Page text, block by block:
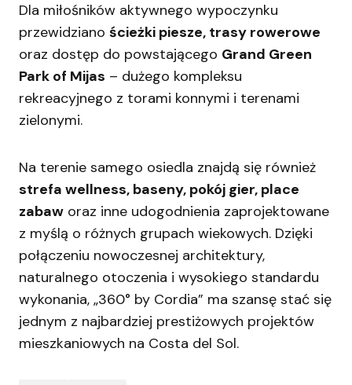
Dla miłośników aktywnego wypoczynku
przewidziano ścieżki piesze, trasy rowerowe
oraz dostęp do powstającego Grand Green
Park of Mijas – dużego kompleksu
rekreacyjnego z torami konnymi i terenami
zielonymi.
Na terenie samego osiedla znajdą się również
strefa wellness, baseny, pokój gier, place
zabaw oraz inne udogodnienia zaprojektowane
z myślą o różnych grupach wiekowych. Dzięki
połączeniu nowoczesnej architektury,
naturalnego otoczenia i wysokiego standardu
wykonania, „360° by Cordia” ma szansę stać się
jednym z najbardziej prestiżowych projektów
mieszkaniowych na Costa del Sol.